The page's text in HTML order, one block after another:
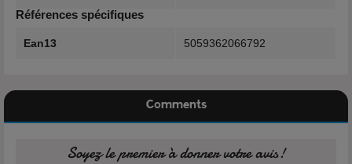
70% Glycérine Végétale
Références spécifiques
Ean13 5059362066792
Comments
Soyez le premier à donner votre avis!